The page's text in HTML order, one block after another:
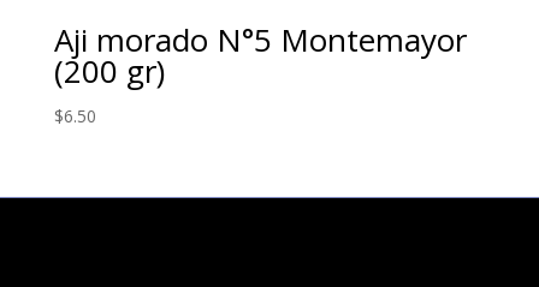
Aji morado N°5 Montemayor
(200 gr)
$6.50